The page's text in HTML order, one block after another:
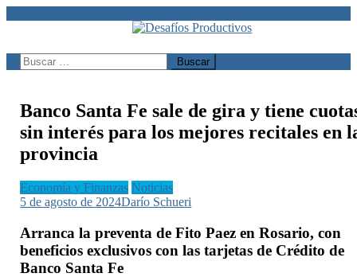
Desafíos Productivos
Buscar:
Banco Santa Fe sale de gira y tiene
sin interés para los mejores recitales en
provincia
Economía y Finanzas Noticias
5 de agosto de 2024Darío Schueri
Arranca la preventa de Fito Paez en Rosario, con
beneficios exclusivos con las tarjetas de Crédito de
Banco Santa Fe